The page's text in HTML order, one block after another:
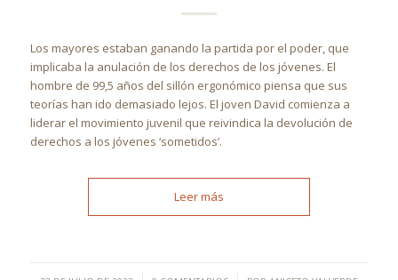
Los mayores estaban ganando la partida por el poder, que
implicaba la anulación de los derechos de los jóvenes. El
hombre de 99,5 años del sillón ergonómico piensa que sus
teorías han ido demasiado lejos. El joven David comienza a
liderar el movimiento juvenil que reivindica la devolución de
derechos a los jóvenes ‘sometidos’.
Leer más